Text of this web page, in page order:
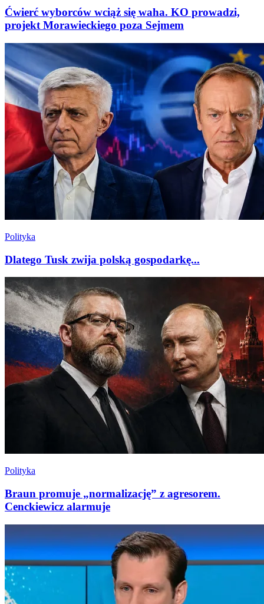
Ćwierć wyborców wciąż się waha. KO prowadzi,
projekt Morawieckiego poza Sejmem
Polityka
Dlatego Tusk zwija polską gospodarkę...
Polityka
Braun promuje „normalizację” z agresorem.
Cenckiewicz alarmuje